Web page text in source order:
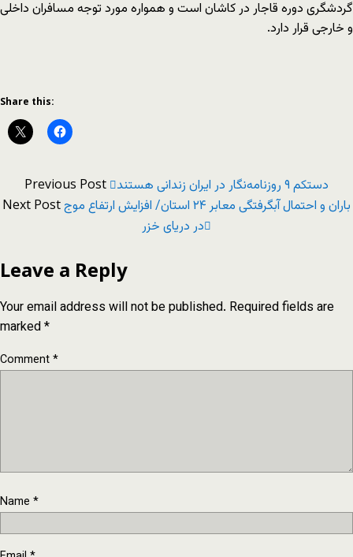
گردشگری دوره قاجار در کاشان است و همواره مورد توجه مسافران داخلی
و خارجی قرار دارد.
Share this:
Previous Post دستکم ۹ روزنامه‌نگار در ایران زندانی هستند
Next Postباران و احتمال آبگرفتگی معابر ۲۴ استان/ افزایش ارتفاع موج
در دریای خزر
Leave a Reply
Your email address will not be published. Required fields are
marked*
Comment*
Name *